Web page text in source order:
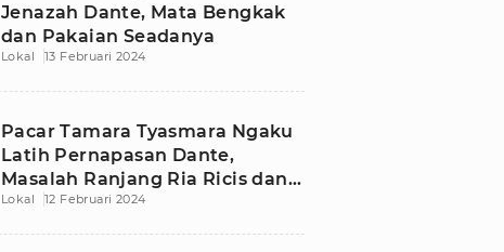
Jenazah Dante, Mata Bengkak
dan Pakaian Seadanya
Lokal 13 Februari 2024
Pacar Tamara Tyasmara Ngaku
Latih Pernapasan Dante,
Masalah Ranjang Ria Ricis dan
Teuku Ryan
Lokal 12 Februari 2024